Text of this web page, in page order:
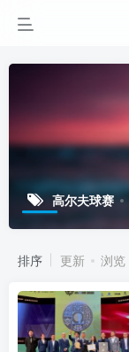
高尔夫球赛
排序 更新 浏览